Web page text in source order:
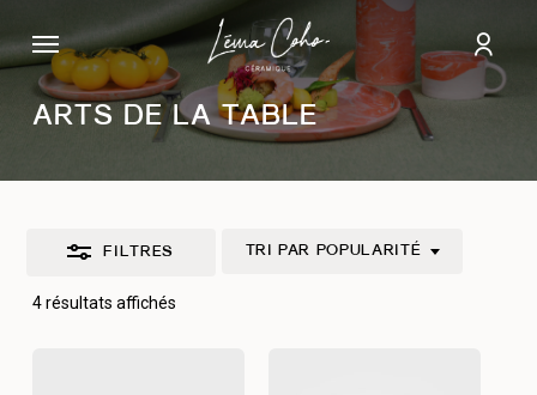
contenu
principal
Menu
ARTS DE LA TABLE
FILTRES
4 résultats affichésTrié
TRI PAR POPULARITÉ
Fermer
les
filtres